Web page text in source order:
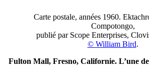
Carte postale, années 1960.
Compotongo,
publié par Scope Enterprises,
© William Bird.
Fulton Mall, Fresno, Californie. L’une